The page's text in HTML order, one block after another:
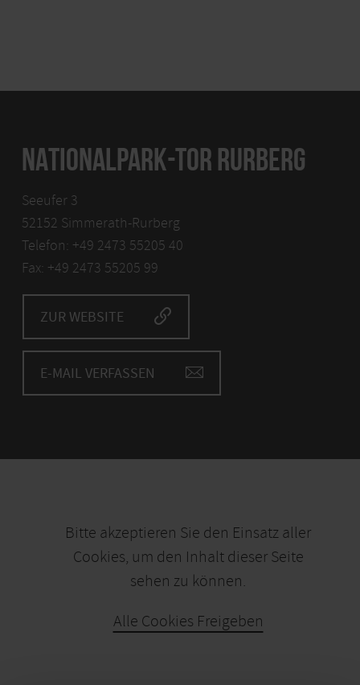
NATIONALPARK-TOR RURBERG
Seeufer 3
52152 Simmerath-Rurberg
Telefon: +49 2473 55205 40
Fax: +49 2473 55205 99
ZUR WEBSITE
E-MAIL VERFASSEN
Bitte akzeptieren Sie den Einsatz aller
Cookies, um den Inhalt dieser Seite
sehen zu können.
Alle Cookies Freigeben